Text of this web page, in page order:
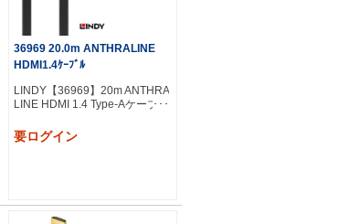
36969 20.0m ANTHRALINE
HDMI1.4ｹｰﾌﾞﾙ
LINDY【36969】20m ANTHRA
LINE HDMI 1.4 Type-Aケーブル
要ログイン